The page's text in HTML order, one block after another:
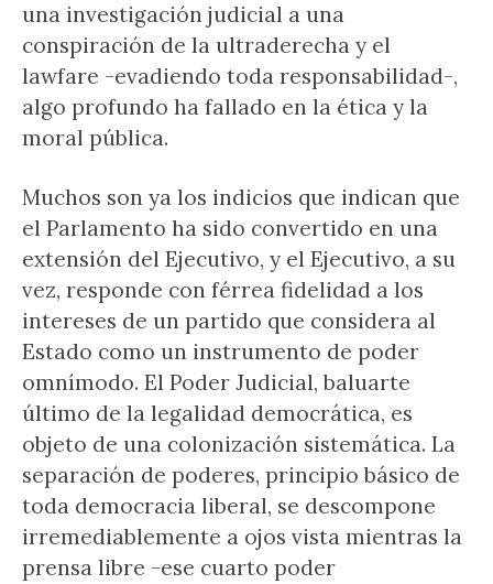
una investigación judicial a una
conspiración de la ultraderecha y el
lawfare -evadiendo toda responsabilidad-,
algo profundo ha fallado en la ética y la
moral pública.
Muchos son ya los indicios que indican que
el Parlamento ha sido convertido en una
extensión del Ejecutivo, y el Ejecutivo, a su
vez, responde con férrea fidelidad a los
intereses de un partido que considera al
Estado como un instrumento de poder
omnímodo. El Poder Judicial, baluarte
último de la legalidad democrática, es
objeto de una colonización sistemática. La
separación de poderes, principio básico de
toda democracia liberal, se descompone
irremediablemente a ojos vista mientras la
prensa libre -ese cuarto poder